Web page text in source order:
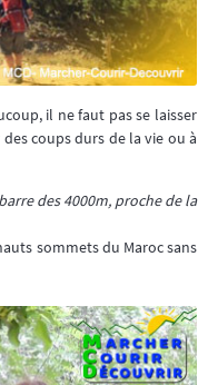
il ne faut pas se laisser
coups durs de la vie ou à
des 4000m, proche de la
sommets du Maroc sans